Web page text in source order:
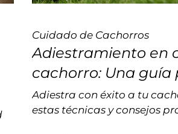
Cuidado de Cachorros
Adiestramiento en
cachorro: Una guía
Adiestra con éxito a tu
estas técnicas y consejos